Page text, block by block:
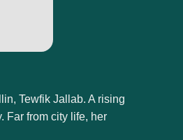
Tewfik Jallab. A rising
Far from city life, her